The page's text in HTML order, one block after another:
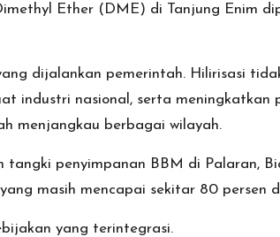
Ether (DME) di Tanjung Enim
dijalankan pemerintah. Hilirisasi
industri nasional, serta meningkatkan
menjangkau berbagai wilayah.
penyimpanan BBM di Palaran,
masih mencapai sekitar 80 persen
yang terintegrasi.